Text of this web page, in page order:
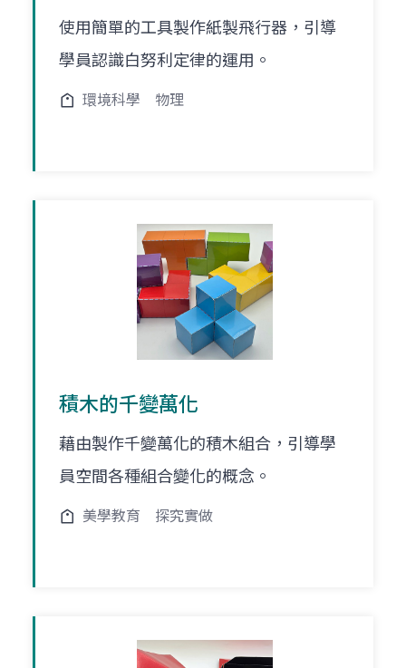
使用簡單的工具製作紙製飛行器，引導
學員認識白努利定律的運用。
環境科學 物理
積木的千變萬化
藉由製作千變萬化的積木組合，引導學
員空間各種組合變化的概念。
美學教育 探究實做